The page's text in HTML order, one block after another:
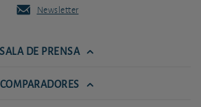
Newsletter
SALA DE PRENSA
COMPARADORES